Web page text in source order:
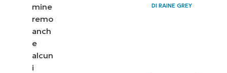
mine
remo
anch
e
alcun
i
DIRAINE GREY